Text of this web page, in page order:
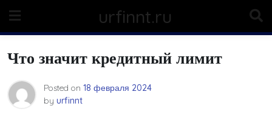
content
urfinnt.ru
Что значит кредитный лимит
Posted on 18 февраля 2024
by urfinnt